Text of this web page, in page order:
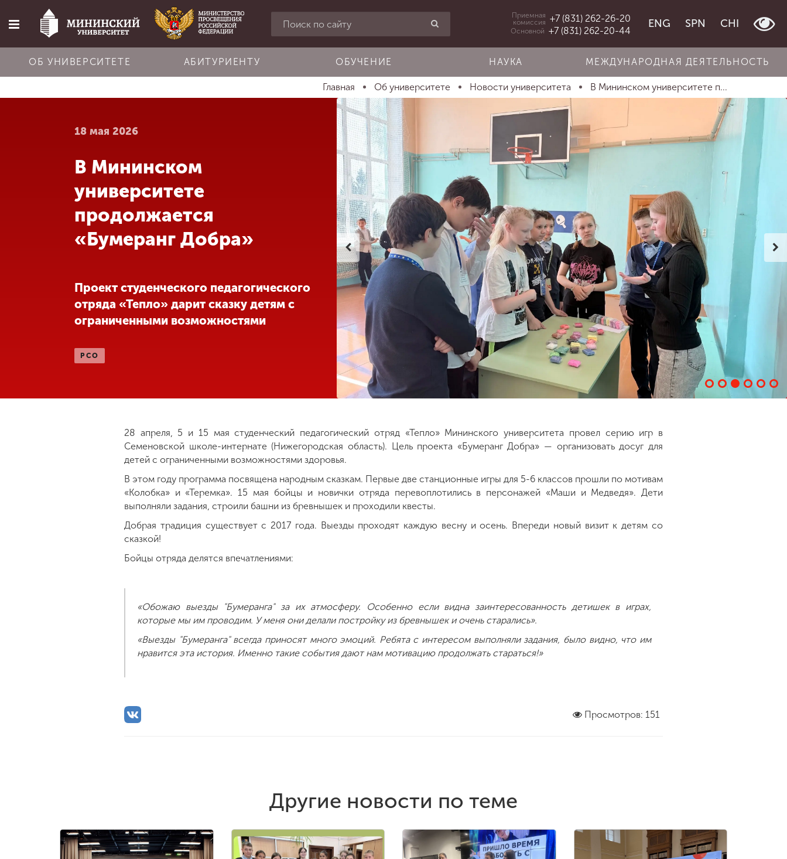
Главная
Об университете
Абитуриенту
Обучение
Международная
деятельность
Приемная
комиссия +7 (831) 262-26-20
Основной +7 (831) 262-20-44
ENG SPN CHI
ОБ УНИВЕРСИТЕТЕ АБИТУРИЕНТУ ОБУЧЕНИЕ НАУКА МЕЖДУНАРОДНАЯ ДЕЯТЕЛЬНОСТЬ
Главная Об университете Новости университета В Мининском университете п...
18 мая 2026
В Мининском
университете
продолжается
«Бумеранг Добра»
Проект студенческого педагогического
отряда «Тепло» дарит сказку детям с
ограниченными возможностями
РСО
28 апреля, 5 и 15 мая студенческий педагогический отряд «Тепло» Мининского университета провел серию игр в
Семеновской школе-интернате (Нижегородская область). Цель проекта «Бумеранг Добра» — организовать досуг для
детей с ограниченными возможностями здоровья.
В этом году программа посвящена народным сказкам. Первые две станционные игры для 5-6 классов прошли по мотивам
«Колобка» и «Теремка». 15 мая бойцы и новички отряда перевоплотились в персонажей «Маши и Медведя». Дети
выполняли задания, строили башни из бревнышек и проходили квесты.
Добрая традиция существует с 2017 года. Выезды проходят каждую весну и осень. Впереди новый визит к детям со
сказкой!
Бойцы отряда делятся впечатлениями:
«Обожаю выезды "Бумеранга" за их атмосферу. Особенно если видна заинтересованность детишек в играх,
которые мы им проводим. У меня они делали постройку из бревнышек и очень старались».
«Выезды "Бумеранга" всегда приносят много эмоций. Ребята с интересом выполняли задания, было видно, что им
нравится эта история. Именно такие события дают нам мотивацию продолжать стараться!»
Просмотров: 151
Другие новости по теме